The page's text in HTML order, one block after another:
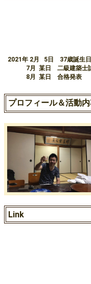
2021年 2月 5日 37歳誕生日
7月 某日 二級建築士
8月 某日 合格発表
プロフィール＆活動
Link